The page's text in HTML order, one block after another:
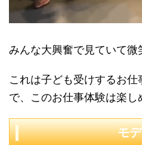
みんな大興奮で見ていて微
これは子ども受けするお
で、このお仕事体験は楽し
モ